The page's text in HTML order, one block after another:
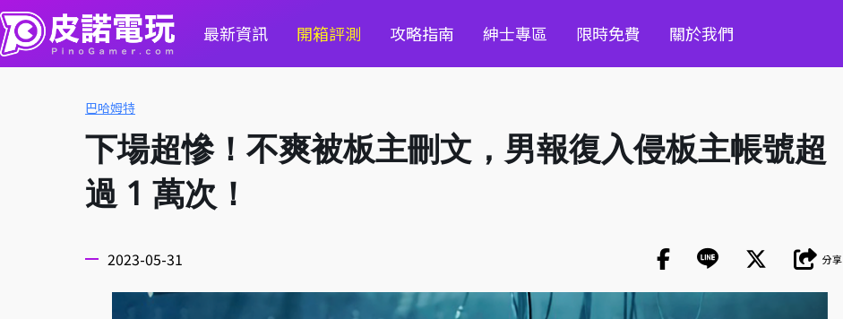
最新資訊 開箱評測 攻略指南 紳士專區 限時免費 關於我們
巴哈姆特
下場超慘！不爽被板主刪文，男報復入侵板主帳號超
過 1 萬次！
2023-05-31 分享